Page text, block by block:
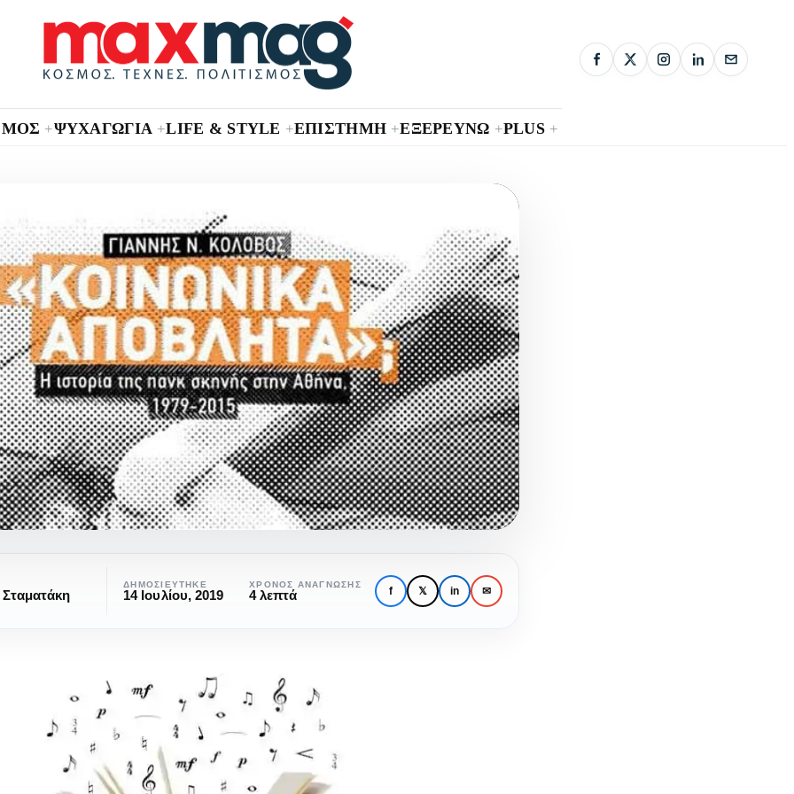
+ΨΥΧΑΓΩΓΙΑ +LIFE & STYLE +ΕΠΙΣΤΗΜΗ +ΕΞΕΡΕΥΝΩ +PLUS +
ΒΙΒΛΊΟ ΒΙΒΛΙΟΠΡΟΤΆΣΕΙΣ
Τι βιβλίο ακούς: 4+1
ΔΗΜΟΣΙΕΎΤΗΚΕ
14 Ιουλίου, 2019
ΧΡΌΝΟΣ ΑΝΆΓΝΩΣΗΣ
4 λεπτά f 𝕏 in ✉